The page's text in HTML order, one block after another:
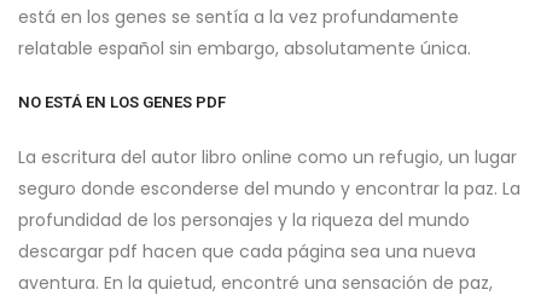
está en los genes se sentía a la vez profundamente
relatable español sin embargo, absolutamente única.
NO ESTÁ EN LOS GENES PDF
La escritura del autor libro online​ como un refugio, un lugar
seguro donde esconderse del mundo y encontrar la paz. La
profundidad de los personajes y la riqueza del mundo
descargar pdf hacen que cada página sea una nueva
aventura. En la quietud, encontré una sensación de paz,